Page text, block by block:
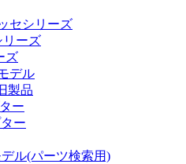
セシリーズ
リーズ
ズ
デル
製品
ー
ー
デル(パーツ検索用)